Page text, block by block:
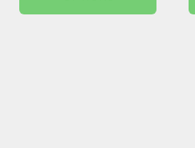
à
produit